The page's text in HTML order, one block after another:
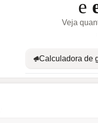
e
Veja
Calculadora de